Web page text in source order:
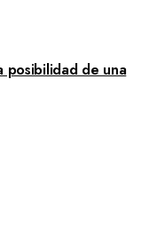
posibilidad de una